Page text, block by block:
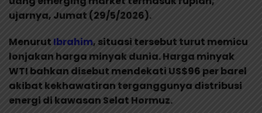
ujarnya, Jumat (29/5/2026).
Menurut Ibrahim, situasi tersebut turut memicu
lonjakan harga minyak dunia. Harga minyak
WTI bahkan disebut mendekati US$96 per barel
akibat kekhawatiran terganggunya distribusi
energi di kawasan Selat Hormuz.